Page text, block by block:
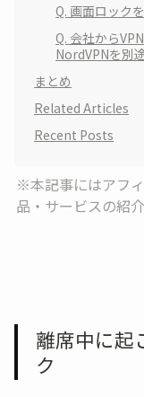
Q. 画面ロック
Q. 会社から
NordVPNを別
まとめ
Related Articles
Recent Posts
※本記事にはアフ
品・サービスの紹
離席中に起
ク